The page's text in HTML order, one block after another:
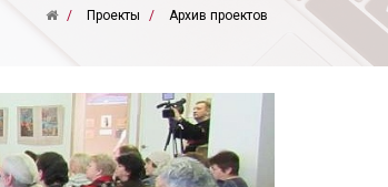
Проекты Архив проектов